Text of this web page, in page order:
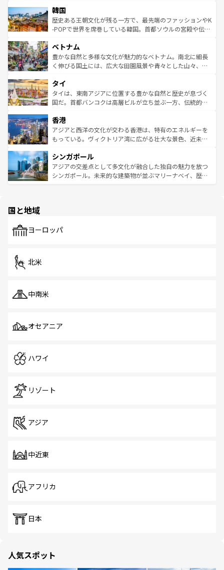
ワイを、存分に味わってほしい。 なお、新着のハワイ情報
はコンテンツ一覧を参照してほしい。
いる。アクティビティも充実しており、サーフィンやダイ
ビング、ハイキングなど、アウトドア好きにはたまらな
い。オーストラリアの多彩な魅力を存分に味わいつくそ
参照してほしい。
ン）、静ひつな山岳地帯である台湾東部など、都市の喧騒
と山間の静けさが共存しており、訪れる人に新しい発見と
驚きをもたらしてくれる。また、奥深い台湾の食文化も魅
容にもいいと評判のスイーツなど、バラエティ豊かな料理
が味わえる。 なお、新着の台湾情報は コンテンツ一覧を参
照してほしい。
韓国
歴史ある王朝文化が残る一方で、最先端のファッションやK
-POPで世界を席巻している韓国。首都ソウルの宮殿や伝統
き、地方に足を延ばせば四季折々の自然美を楽しむことが
できる。そして、キムチや焼肉、絶品のストリートフード
まで、さまざまな韓国料理が待っている。夜には、韓国な
リティに包まれながら、韓国の多彩な魅力を心ゆくまで味
わってみてほしい。 なお、新着の韓国情報はコンテンツ一
覧を参照してほしい。
ベトナム
豊かな自然と多様な文化が魅力的なベトナム。南北に細長
く伸びる国土には、広大な田園風景や青々とした山々、世
急速な発展と共に伝統が息づく。ハノイの古い町並みやホ
ーチミン市のフランス統治時代の建物も、独特の雰囲気を
醸し出している。また、バラエティの豊かさとおいしさで
とつ。フォーやバインミー、ベトナムコーヒーなどは、ぜ
ひ現地で味わいたい。どの地域を訪れてもあたたかい人々
が旅行者を迎えてくれるので、きっと忘れられない旅にな
参照してほしい。
タイ
タイは、東南アジアに位置する豊かな自然と歴史が息づく
国だ。首都バンコクは高層ビルが立ち並ぶ一方、伝統的な
の活気が交差している。北部ではチェンマイなどの山岳地
帯で自然と触れ合い、南部ではプーケットやクラビの美し
いビーチでリゾート気分を楽しむことができる。タイ料理
激する。気候は一年中温暖で、どの季節にも異なる楽しみ
が待っている。親しみやすいタイの人々、仏教を中心とし
た文化、そして多様な観光資源が、訪れる旅人を魅了し続
香港
アジアと西洋の文化が交わる香港は、特有のエネルギーを
もっている。ヴィクトリア湾に広がる壮大な景色、近未来
み、どこを訪れても感動するはず。観光スポットが密集し
ており、効率よく見どころを回れるのも魅力。息をのむよ
うな絶景から文化的な体験まで、香港を存分に楽しみ尽く
シンガポール
アジアの交差点として多文化が融合した独自の魅力を放つ
シンガポール。未来的な建築物が並ぶマリーナベイ、歴史
で、ホーカーズは地元の風情を楽しめる外せないスポット
国と地域
ヨーロッパ
北米
中南米
オセアニア
ハワイ
リゾート
アジア
中近東
アフリカ
日本
人気スポット